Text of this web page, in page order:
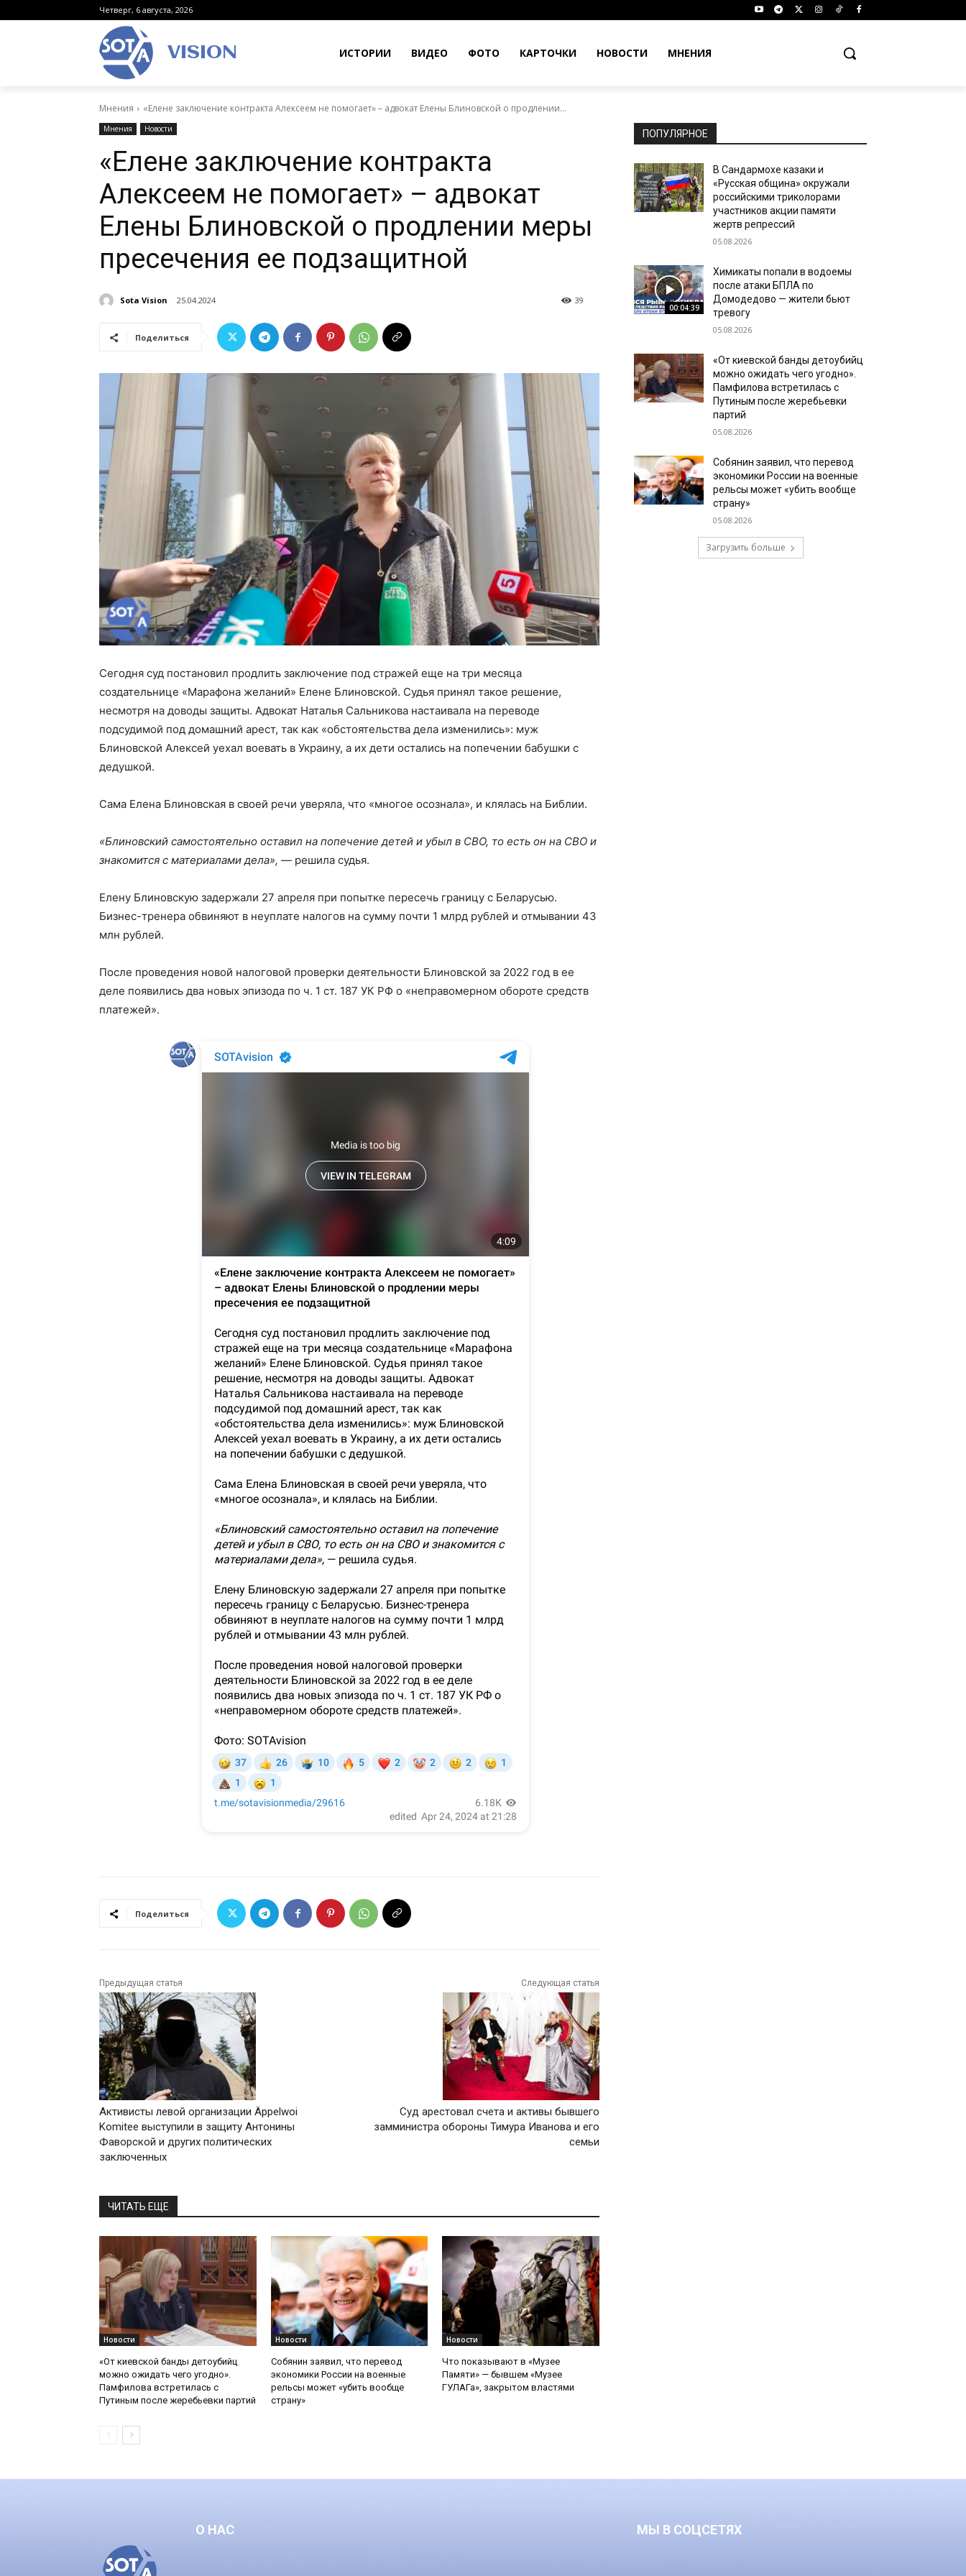
Четверг, 6 августа, 2026
VISION ИСТОРИИ ВИДЕО ФОТО КАРТОЧКИ НОВОСТИ МНЕНИЯ
Мнения «Елене заключение контракта Алексеем не помогает» – адвокат Елены Блиновской о продлении...
Мнения Новости
«Елене заключение контракта
Алексеем не помогает» – адвокат
Елены Блиновской о продлении меры
пресечения ее подзащитной
Sota Vision 25.04.2024 39
Поделиться
Сегодня суд постановил продлить заключение под стражей еще на три месяца
создательнице «Марафона желаний» Елене Блиновской. Судья принял такое решение,
несмотря на доводы защиты. Адвокат Наталья Сальникова настаивала на переводе
подсудимой под домашний арест, так как «обстоятельства дела изменились»: муж
Блиновской Алексей уехал воевать в Украину, а их дети остались на попечении бабушки с
дедушкой.
Сама Елена Блиновская в своей речи уверяла, что «многое осознала», и клялась на Библии.
«Блиновский самостоятельно оставил на попечение детей и убыл в СВО, то есть он на СВО и
знакомится с материалами дела», — решила судья.
Елену Блиновскую задержали 27 апреля при попытке пересечь границу с Беларусью.
Бизнес-тренера обвиняют в неуплате налогов на сумму почти 1 млрд рублей и отмывании 43
млн рублей.
После проведения новой налоговой проверки деятельности Блиновской за 2022 год в ее
деле появились два новых эпизода по ч. 1 ст. 187 УК РФ о «неправомерном обороте средств
платежей».
Поделиться
Предыдущая статья
Активисты левой организации Äppelwoi
Komitee выступили в защиту Антонины
Фаворской и других политических
заключенных
Следующая статья
Суд арестовал счета и активы бывшего
замминистра обороны Тимура Иванова и его
семьи
ЧИТАТЬ ЕЩЕ
Новости
«От киевской банды детоубийц
можно ожидать чего угодно».
Памфилова встретилась с
Путиным после жеребьевки партий
Новости
Собянин заявил, что перевод
экономики России на военные
рельсы может «убить вообще
страну»
Новости
Что показывают в «Музее
Памяти» — бывшем «Музее
ГУЛАГа», закрытом властями
ПОПУЛЯРНОЕ
В Сандармохе казаки и
«Русская община» окружали
российскими триколорами
участников акции памяти
жертв репрессий
05.08.2026
00:04:39
Химикаты попали в водоемы
после атаки БПЛА по
Домодедово — жители бьют
тревогу
05.08.2026
«От киевской банды детоубийц
можно ожидать чего угодно».
Памфилова встретилась с
Путиным после жеребьевки
партий
05.08.2026
Собянин заявил, что перевод
экономики России на военные
рельсы может «убить вообще
страну»
05.08.2026
Загрузить больше
О НАС МЫ В СОЦСЕТЯХ